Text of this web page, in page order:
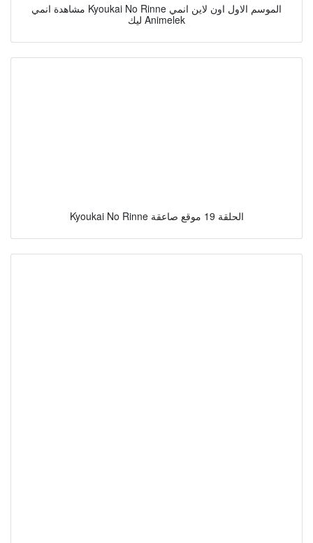
مشاهدة انمي Kyoukai No Rinne الموسم الاول اون لاين انمي
ليك Animelek
Kyoukai No Rinne الحلقة 19 موقع صاعقة